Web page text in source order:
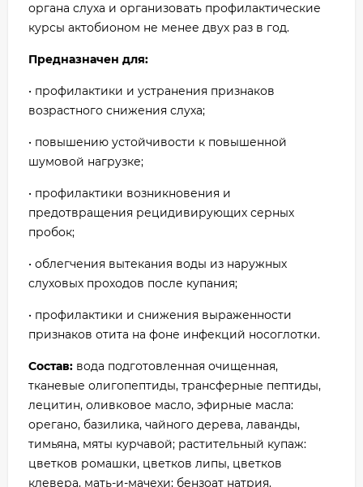
органа слуха и организовать профилактические
курсы актобионом не менее двух раз в год.
Предназначен для:
• профилактики и устранения признаков
возрастного снижения слуха;
• повышению устойчивости к повышенной
шумовой нагрузке;
• профилактики возникновения и
предотвращения рецидивирующих серных
пробок;
• облегчения вытекания воды из наружных
слуховых проходов после купания;
• профилактики и снижения выраженности
признаков отита на фоне инфекций носоглотки.
Состав: вода подготовленная очищенная,
тканевые олигопептиды, трансферные пептиды,
лецитин, оливковое масло, эфирные масла:
орегано, базилика, чайного дерева, лаванды,
тимьяна, мяты курчавой; растительный купаж:
цветков ромашки, цветков липы, цветков
клевера, мать-и-мачехи; бензоат натрия.